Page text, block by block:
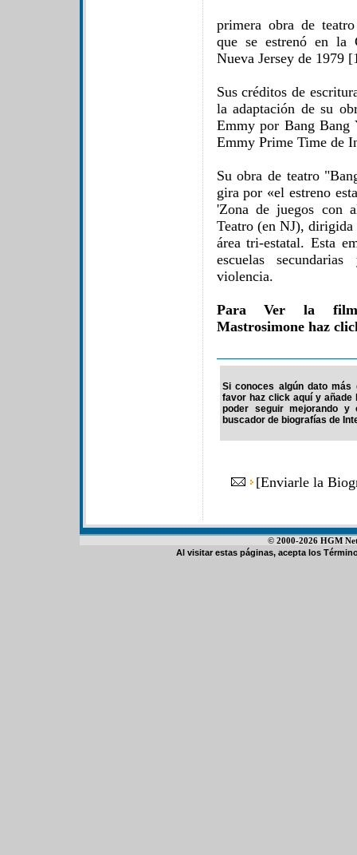
primera obra de
que se estrenó en la
Nueva Jersey de 1979
Sus créditos de
la adaptación de su
Emmy por Bang Bang
Emmy Prime Time de
Su obra de teatro
gira por «el estreno
'Zona de juegos con
Teatro (en NJ),
área tri-estatal. Esta
escuelas
violencia.
Para Ver la
Mastrosimone haz
Si conoces algún dato más
favor haz click aquí y
poder seguir mejorando y
buscador de biografías de
[Enviarle la
© 2000-2026 HGM
Al visitar estas páginas, acepta los